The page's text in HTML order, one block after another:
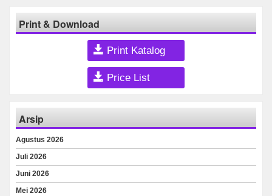
Print & Download
Print Katalog
Price List
Arsip
Agustus 2026
Juli 2026
Juni 2026
Mei 2026